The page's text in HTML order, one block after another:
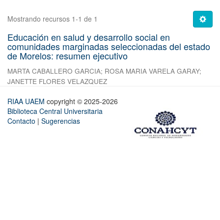
Mostrando recursos 1-1 de 1
Educación en salud y desarrollo social en
comunidades marginadas seleccionadas del estado
de Morelos: resumen ejecutivo
MARTA CABALLERO GARCIA; ROSA MARIA VARELA GARAY;
JANETTE FLORES VELAZQUEZ
RIAA UAEM copyright © 2025-2026
Biblioteca Central Universitaria
Contacto | Sugerencias